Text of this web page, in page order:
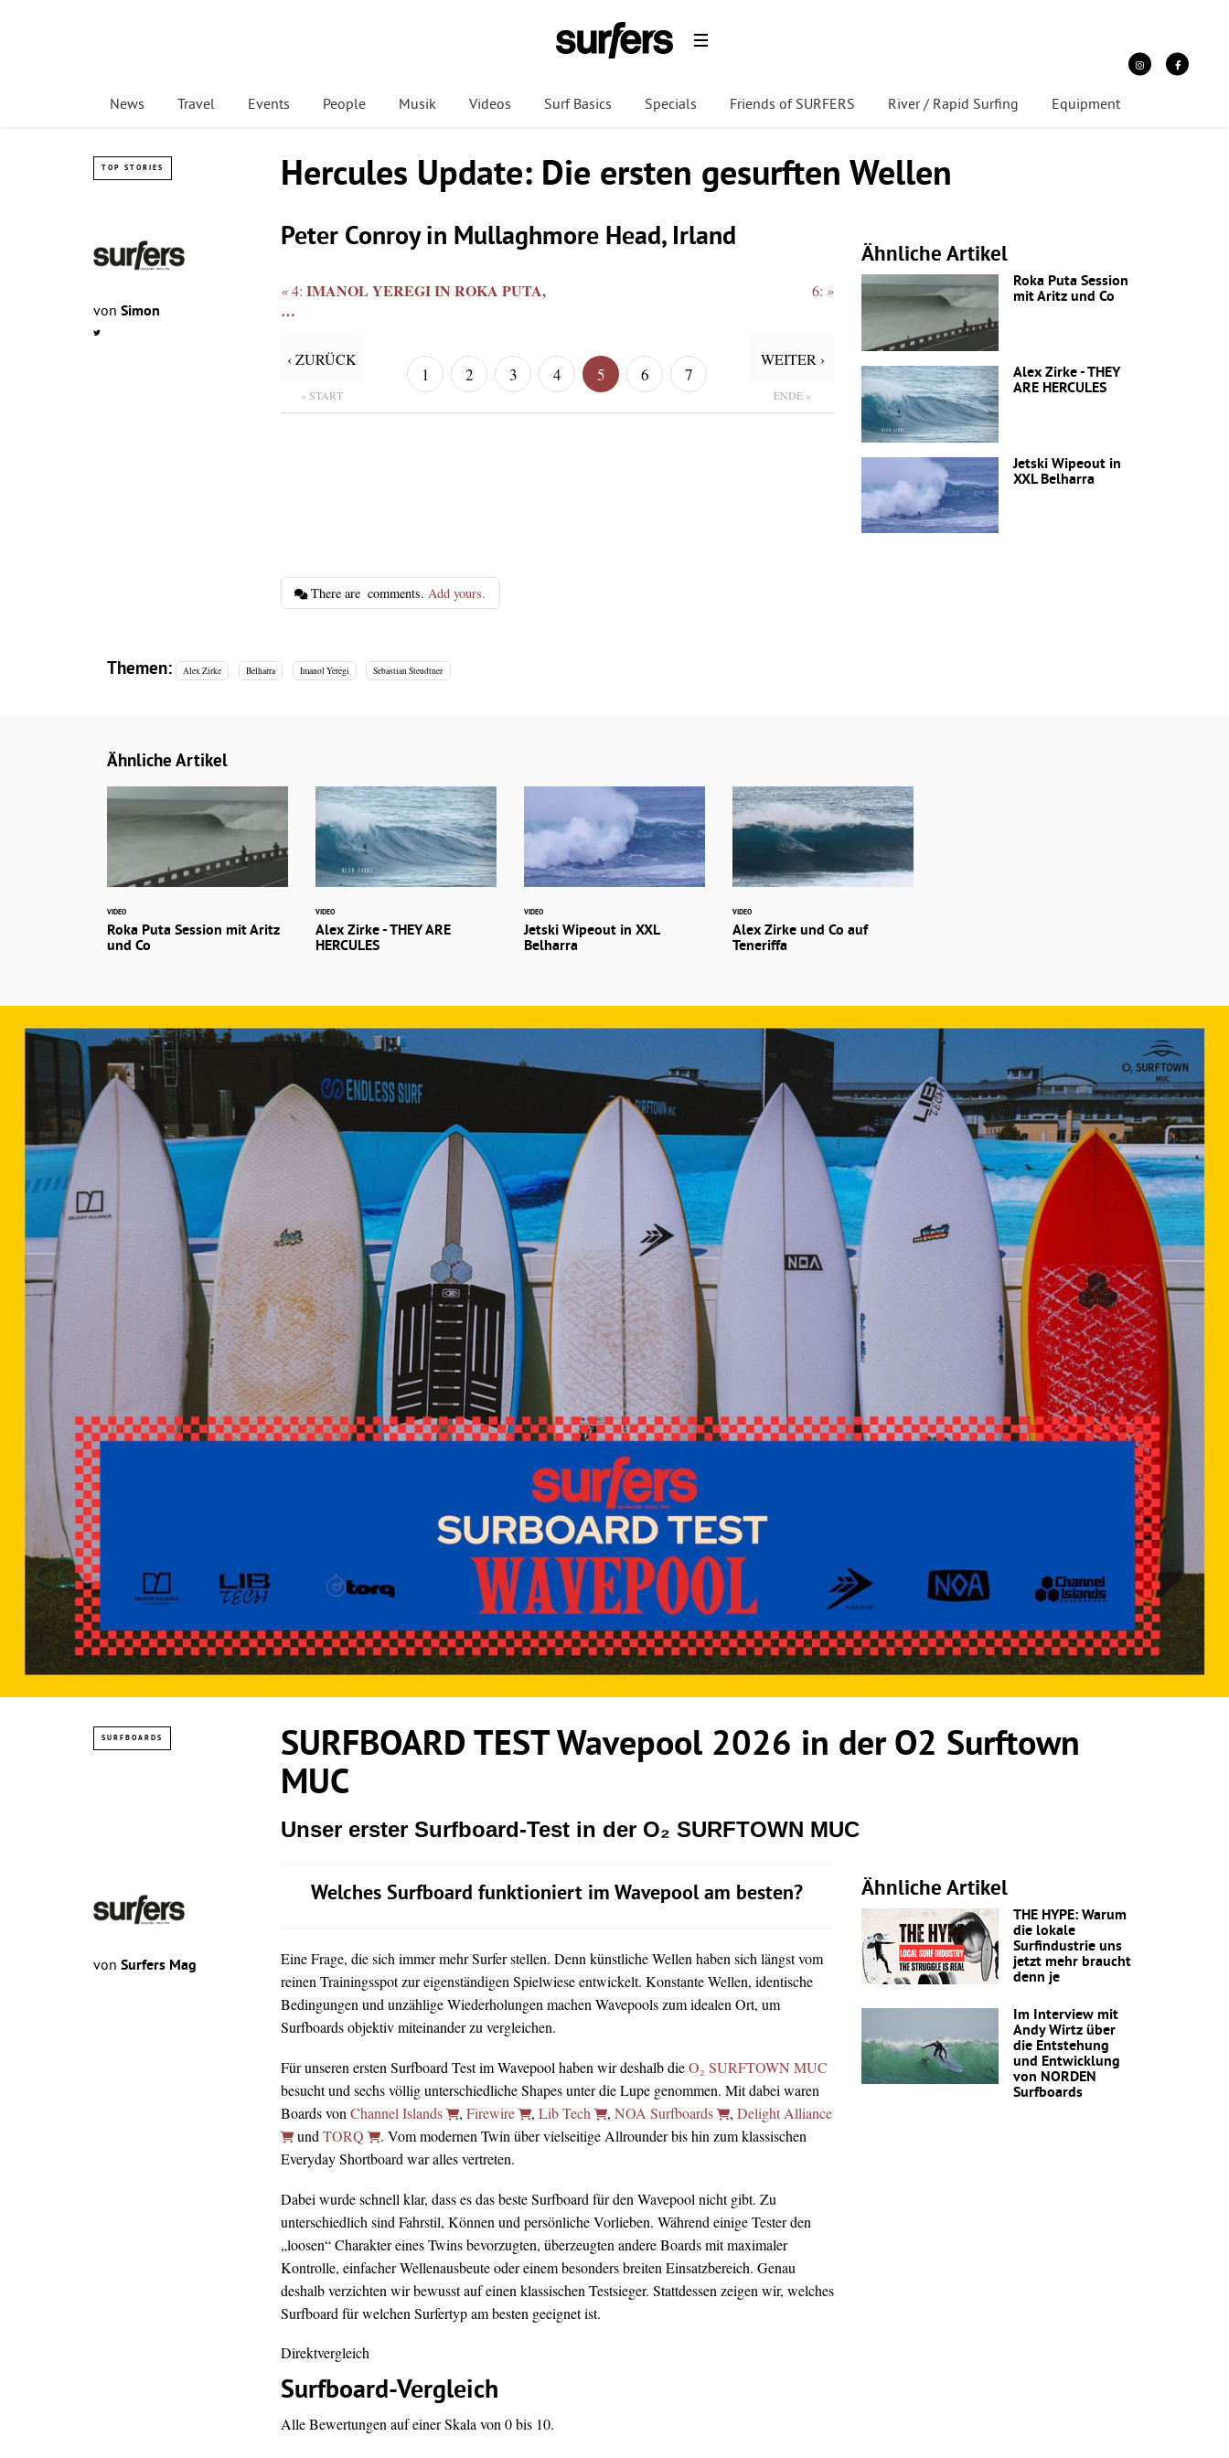
News Travel Events People Musik Videos Surf Basics Specials Friends of SURFERS River / Rapid Surfing Equipment
TOP STORIES Hercules Update: Die ersten gesurften Wellen
von Simon
Peter Conroy in Mullaghmore Head, Irland
«4: IMANOL YEREGI IN ROKA PUTA,
…
6: »
‹ ZURÜCK
« START
1 2 3 4 5 6 7
WEITER ›
ENDE »
Ähnliche Artikel
Roka Puta Session
mit Aritz und Co
Alex Zirke - THEY
ARE HERCULES
Jetski Wipeout in
XXL Belharra
There are comments. Add yours.
Themen: Alex Zirke Belharra Imanol Yeregi Sebastian Steudtner
Ähnliche Artikel
VIDEO
Roka Puta Session mit Aritz
und Co
VIDEO
Alex Zirke - THEY ARE
HERCULES
VIDEO
Jetski Wipeout in XXL
Belharra
VIDEO
Alex Zirke und Co auf
Teneriffa
SURFBOARDS
SURFBOARD TEST Wavepool 2026 in der O2 Surftown
MUC
Unser erster Surfboard-Test in der O₂ SURFTOWN MUC
von Surfers Mag
Welches Surfboard funktioniert im Wavepool am besten?
Eine Frage, die sich immer mehr Surfer stellen. Denn künstliche Wellen haben sich längst vom
reinen Trainingsspot zur eigenständigen Spielwiese entwickelt. Konstante Wellen, identische
Bedingungen und unzählige Wiederholungen machen Wavepools zum idealen Ort, um
Surfboards objektiv miteinander zu vergleichen.
Für unseren ersten Surfboard Test im Wavepool haben wir deshalb dieO₂ SURFTOWN MUC
besucht und sechs völlig unterschiedliche Shapes unter die Lupe genommen. Mit dabei waren
Boards von Channel Islands , Firewire , Lib Tech , NOA Surfboards , Delight Alliance
und TORQ
. Vom modernen Twin über vielseitige Allrounder bis hin zum klassischen
Everyday Shortboard war alles vertreten.
Dabei wurde schnell klar, dass es das beste Surfboard für den Wavepool nicht gibt. Zu
unterschiedlich sind Fahrstil, Können und persönliche Vorlieben. Während einige Tester den
„loosen“ Charakter eines Twins bevorzugten, überzeugten andere Boards mit maximaler
Kontrolle, einfacher Wellenausbeute oder einem besonders breiten Einsatzbereich. Genau
deshalb verzichten wir bewusst auf einen klassischen Testsieger. Stattdessen zeigen wir, welches
Surfboard für welchen Surfertyp am besten geeignet ist.
Direktvergleich
Surfboard-Vergleich
Alle Bewertungen auf einer Skala von 0 bis 10.
Ähnliche Artikel
THE HYPE: Warum
die lokale
Surfindustrie uns
jetzt mehr braucht
denn je
Im Interview mit
Andy Wirtz über
die Entstehung
und Entwicklung
von NORDEN
Surfboards